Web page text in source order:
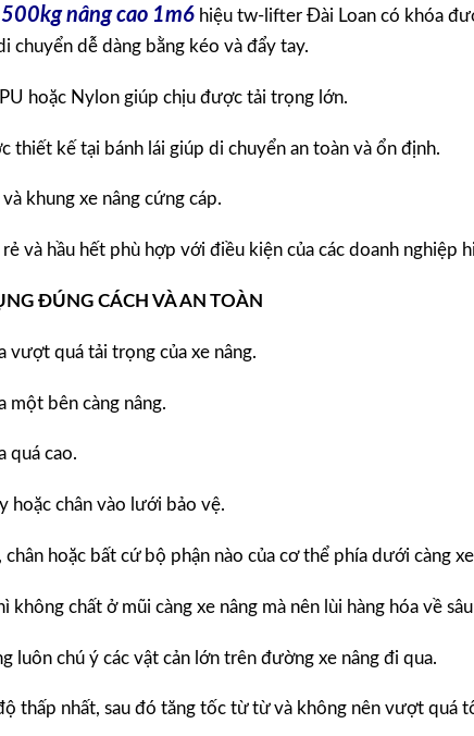
nâng cao 1m6 hiệu tw-lifter Đài Loan có khóa
chuyển dễ dàng bằng kéo và đẩy tay.
hoặc Nylon giúp chịu được tải trọng lớn.
thiết kế tại bánh lái giúp di chuyển an toàn và ổn định.
khung xe nâng cứng cáp.
và hầu hết phù hợp với điều kiện của các doanh nghiệp
ĐÚNG CÁCH VÀ AN TOÀN
vượt quá tải trọng của xe nâng.
một bên càng nâng.
quá cao.
hoặc chân vào lưới bảo vệ.
hoặc bất cứ bộ phận nào của cơ thể phía dưới càng
không chất ở mũi càng xe nâng mà nên lùi hàng hóa về
luôn chú ý các vật cản lớn trên đường xe nâng đi qua.
thấp nhất, sau đó tăng tốc từ từ và không nên vượt quá